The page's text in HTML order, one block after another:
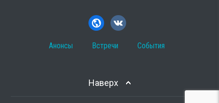
Анонсы Встречи События
Наверх